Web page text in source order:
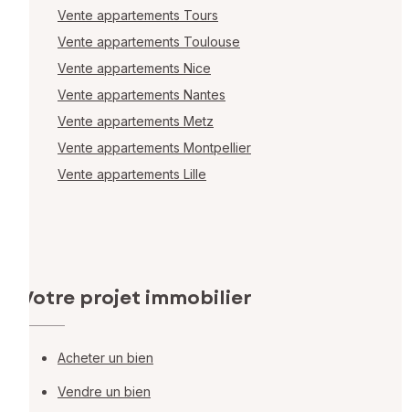
Vente appartements Tours
Vente appartements Toulouse
Vente appartements Nice
Vente appartements Nantes
Vente appartements Metz
Vente appartements Montpellier
Vente appartements Lille
Votre projet immobilier
Acheter un bien
Vendre un bien